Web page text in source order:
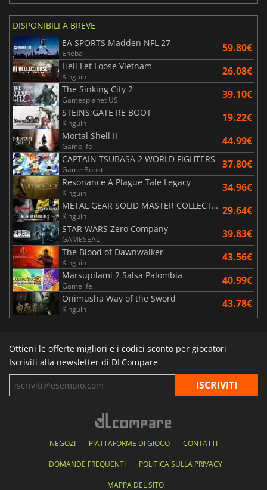
DISPONIBILI A BREVE
EA SPORTS Madden NFL 27
Eneba 59.80€
Hell Let Loose Vietnam
Kinguin 26.08€
The Sinking City 2
Gamesplanet US 39.10€
STEINS;GATE RE BOOT
Kinguin 19.22€
Mortal Shell II
Gamelife 44.99€
CAPTAIN TSUBASA 2 WORLD FIGHTERS
Game Boost 37.80€
Resonance A Plague Tale Legacy
Kinguin 34.96€
METAL GEAR SOLID MASTER COLLECTION Vol.2
Kinguin 29.64€
STAR WARS Zero Company
GAMESEAL 39.83€
The Blood of Dawnwalker
Kinguin 43.56€
Marsupilami 2 Salsa Palombia
Gamelife 40.99€
Onimusha Way of the Sword
Kinguin 43.78€
Ottieni le offerte migliori e i codici sconto per giocatori
Iscriviti alla newsletter di DLCompare
NEGOZI PIATTAFORME DI GIOCO CONTATTI
DOMANDE FREQUENTI POLITICA SULLA PRIVACY
MAPPA DEL SITO